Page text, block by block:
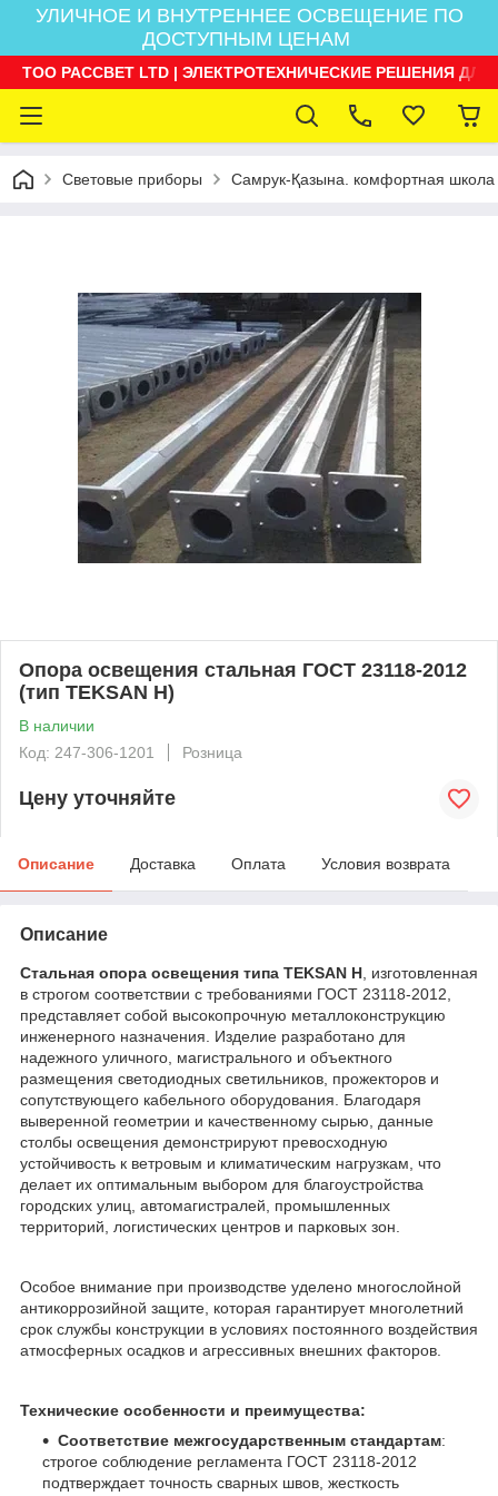
УЛИЧНОЕ И ВНУТРЕННЕЕ ОСВЕЩЕНИЕ ПО
ДОСТУПНЫМ ЦЕНАМ
ТОО РАССВЕТ LTD | ЭЛЕКТРОТЕХНИЧЕСКИЕ РЕШЕНИЯ
Световые приборы Самрук-Қазына. комфортная школа
Опора освещения стальная ГОСТ 23118-2012
(тип TEKSAN H)
В наличии
Код: 247-306-1201
Розница
Цену уточняйте
Описание Доставка Оплата Условия возврата
Описание
Стальная опора освещения типа TEKSAN H , изготовленная
в строгом соответствии с требованиями ГОСТ 23118-2012,
представляет собой высокопрочную металлоконструкцию
инженерного назначения. Изделие разработано для
надежного уличного, магистрального и объектного
размещения светодиодных светильников, прожекторов и
сопутствующего кабельного оборудования. Благодаря
выверенной геометрии и качественному сырью, данные
столбы освещения демонстрируют превосходную
устойчивость к ветровым и климатическим нагрузкам, что
делает их оптимальным выбором для благоустройства
городских улиц, автомагистралей, промышленных
территорий, логистических центров и парковых зон.
Особое внимание при производстве уделено многослойной
антикоррозийной защите, которая гарантирует многолетний
срок службы конструкции в условиях постоянного воздействия
атмосферных осадков и агрессивных внешних факторов.
Технические особенности и преимущества:
Соответствие межгосударственным стандартам:
строгое соблюдение регламента ГОСТ 23118-2012
подтверждает точность сварных швов, жесткость